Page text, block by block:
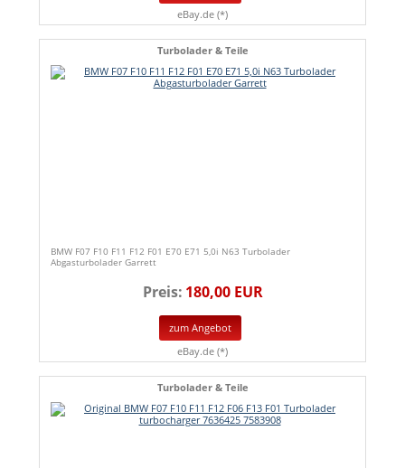
eBay.de (*)
Turbolader & Teile
BMW F07 F10 F11 F12 F01 E70 E71 5,0i N63 Turbolader
Abgasturbolader Garrett
Preis: 180,00 EUR
zum Angebot
eBay.de (*)
Turbolader & Teile